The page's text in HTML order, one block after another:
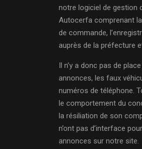
notre logiciel de gestion
Autocerfa comprenant
de commande,
auprès de la préfecture
Il n’y a donc pas de
annonces, les faux
numéros de téléphone.
le comportement du
la résiliation de son
n’ont pas d’interface
annonces sur notre site.